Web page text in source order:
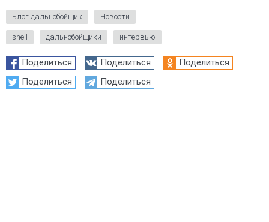
Блог дальнобойщик Новости
shell дальнобойщики интервью
Поделиться Поделиться
Поделиться
Поделиться
Поделиться